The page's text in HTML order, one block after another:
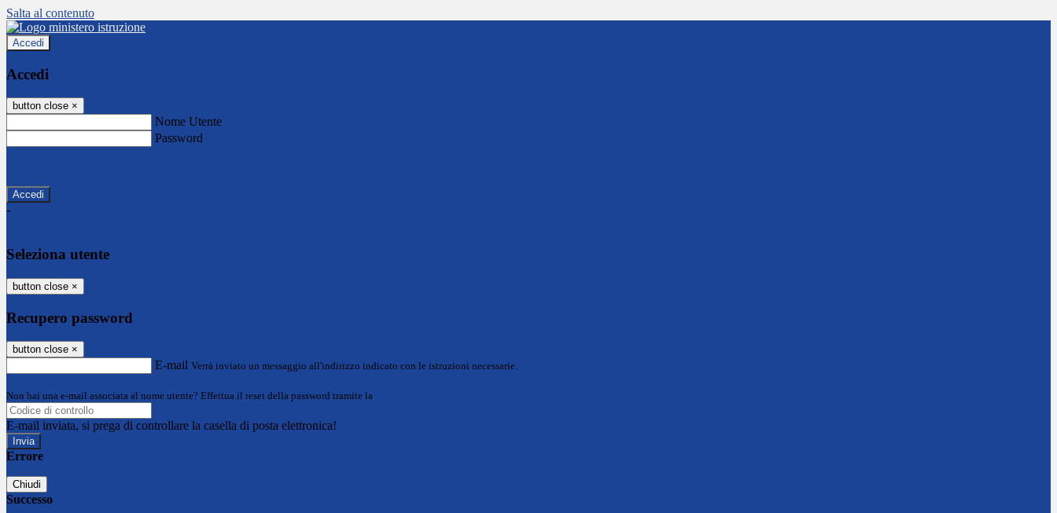
Salta al contenuto
Accedi
Accedi
button close ×
Nome Utente
Password
-
Seleziona utente
button close ×
Recupero password
button close ×
E-mail Verrà inviato un messaggio all'indirizzo indicato con le istruzioni necessarie.
Non hai una e-mail associata al nome utente? Effettua il reset della password tramite la
E-mail inviata, si prega di controllare la casella di posta elettronica!
Errore
Chiudi
Successo